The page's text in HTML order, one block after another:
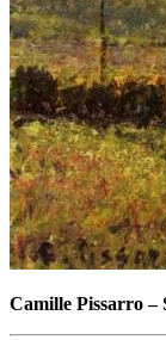
Camille Pissarro–